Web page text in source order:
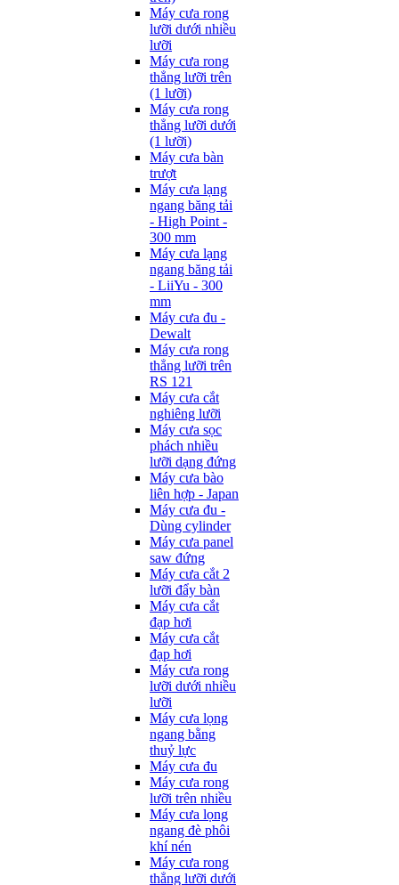
Máy cưa rong
lưỡi dưới nhiều
lưỡi
Máy cưa rong
thẳng lưỡi trên
(1 lưỡi)
Máy cưa rong
thẳng lưỡi dưới
(1 lưỡi)
Máy cưa bàn
trượt
Máy cưa lạng
ngang băng tải
- High Point -
300 mm
Máy cưa lạng
ngang băng tải
- LiiYu - 300
mm
Máy cưa đu -
Dewalt
Máy cưa rong
thẳng lưỡi trên
RS 121
Máy cưa cắt
nghiêng lưỡi
Máy cưa sọc
phách nhiều
lưỡi dạng đứng
Máy cưa bào
liên hợp - Japan
Máy cưa đu -
Dùng cylinder
Máy cưa panel
saw đứng
Máy cưa cắt 2
lưỡi đẩy bàn
Máy cưa cắt
đạp hơi
Máy cưa cắt
đạp hơi
Máy cưa rong
lưỡi dưới nhiều
lưỡi
Máy cưa lọng
ngang bằng
thuỷ lực
Máy cưa đu
Máy cưa rong
lưỡi trên nhiều
Máy cưa lọng
ngang đè phôi
khí nén
Máy cưa rong
thẳng lưỡi dưới